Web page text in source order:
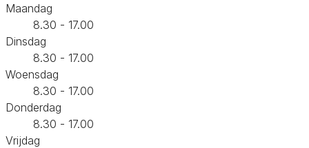
Maandag
8.30 - 17.00
Dinsdag
8.30 - 17.00
Woensdag
8.30 - 17.00
Donderdag
8.30 - 17.00
Vrijdag